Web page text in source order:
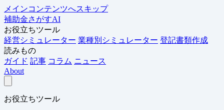
メインコンテンツへスキップ
補助金さがすAI
お役立ちツール
経営シミュレーター 業種別シミュレーター 登記書類作成
読みもの
ガイド 記事 コラム ニュース
About
お役立ちツール